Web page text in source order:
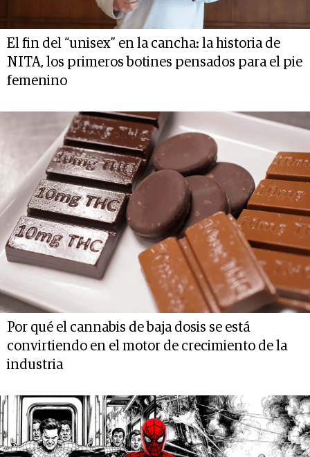
El fin del “unisex” en la cancha: la historia de
NITA, los primeros botines pensados para el pie
femenino
Por qué el cannabis de baja dosis se está
convirtiendo en el motor de crecimiento de la
industria